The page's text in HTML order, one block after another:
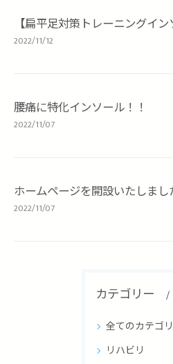
【扁平足対策トレーニングイン
2022/11/12
腰痛に特化インソール！！
2022/11/07
ホームページを開設いたしまし
2022/11/07
カテゴリー
全てのカテゴ
リハビリ